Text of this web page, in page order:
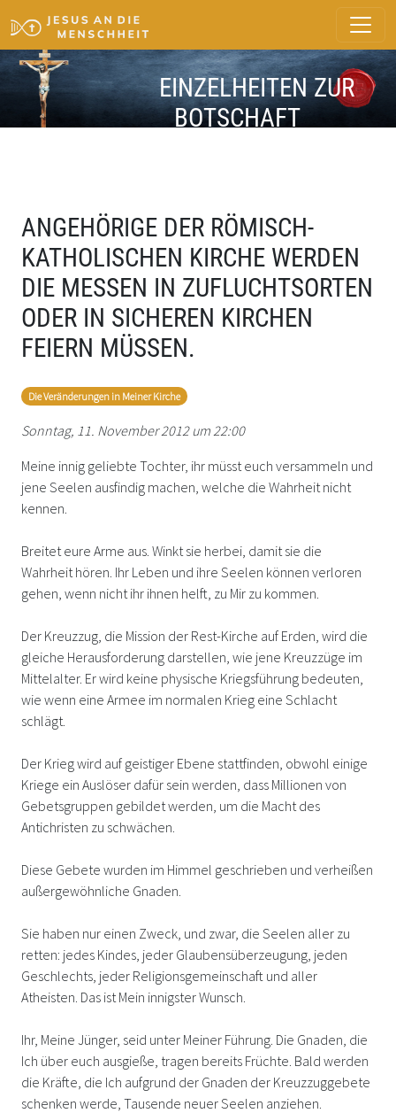
EINZELHEITEN ZUR
BOTSCHAFT
ANGEHÖRIGE DER RÖMISCH-
KATHOLISCHEN KIRCHE WERDEN
DIE MESSEN IN ZUFLUCHTSORTEN
ODER IN SICHEREN KIRCHEN
FEIERN MÜSSEN.
Die Veränderungen in Meiner Kirche
Sonntag, 11. November 2012 um 22:00
Meine innig geliebte Tochter, ihr müsst euch versammeln und
jene Seelen ausfindig machen, welche die Wahrheit nicht
kennen.
Breitet eure Arme aus. Winkt sie herbei, damit sie die
Wahrheit hören. Ihr Leben und ihre Seelen können verloren
gehen, wenn nicht ihr ihnen helft, zu Mir zu kommen.
Der Kreuzzug, die Mission der Rest-Kirche auf Erden, wird die
gleiche Herausforderung darstellen, wie jene Kreuzzüge im
Mittelalter. Er wird keine physische Kriegsführung bedeuten,
wie wenn eine Armee im normalen Krieg eine Schlacht
schlägt.
Der Krieg wird auf geistiger Ebene stattfinden, obwohl einige
Kriege ein Auslöser dafür sein werden, dass Millionen von
Gebetsgruppen gebildet werden, um die Macht des
Antichristen zu schwächen.
Diese Gebete wurden im Himmel geschrieben und verheißen
außergewöhnliche Gnaden.
Sie haben nur einen Zweck, und zwar, die Seelen aller zu
retten: jedes Kindes, jeder Glaubensüberzeugung, jeden
Geschlechts, jeder Religionsgemeinschaft und aller
Atheisten. Das ist Mein innigster Wunsch.
Ihr, Meine Jünger, seid unter Meiner Führung. Die Gnaden, die
Ich über euch ausgieße, tragen bereits Früchte. Bald werden
die Kräfte, die Ich aufgrund der Gnaden der Kreuzzuggebete
schenken werde, Tausende neuer Seelen anziehen.